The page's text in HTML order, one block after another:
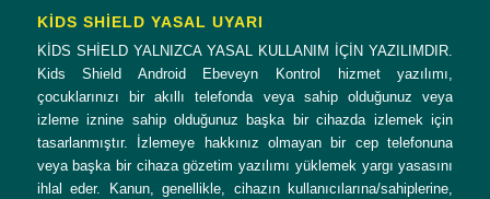
KİDS SHİELD YASAL UYARI
KİDS SHİELD YALNIZCA YASAL KULLANIM İÇİN YAZILIMDIR.
Kids Shield Android Ebeveyn Kontrol hizmet yazılımı,
çocuklarınızı bir akıllı telefonda veya sahip olduğunuz veya
izleme iznine sahip olduğunuz başka bir cihazda izlemek için
tasarlanmıştır. İzlemeye hakkınız olmayan bir cep telefonuna
veya başka bir cihaza gözetim yazılımı yüklemek yargı yasasını
ihlal eder. Kanun, genellikle, cihazın kullanıcılarına/sahiplerine,